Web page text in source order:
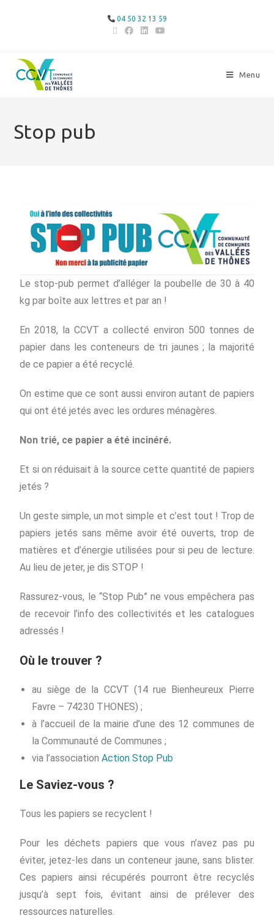
04 50 32 13 59
Menu
Stop pub
Le stop-pub permet d’alléger la poubelle de 30 à 40
kg par boîte aux lettres et par an !
En 2018, la CCVT a collecté environ 500 tonnes de
papier dans les conteneurs de tri jaunes ; la majorité
de ce papier a été recyclé.
On estime que ce sont aussi environ autant de papiers
qui ont été jetés avec les ordures ménagères.
Non trié, ce papier a été incinéré.
Et si on réduisait à la source cette quantité de papiers
jetés ?
Un geste simple, un mot simple et c’est tout ! Trop de
papiers jetés sans même avoir été ouverts, trop de
matières et d’énergie utilisées pour si peu de lecture.
Au lieu de jeter, je dis STOP !
Rassurez-vous, le “Stop Pub” ne vous empêchera pas
de recevoir l’info des collectivités et les catalogues
adressés !
Où le trouver ?
au siège de la CCVT (14 rue Bienheureux Pierre
Favre – 74230 THONES) ;
à l’accueil de la mairie d’une des 12 communes de
la Communauté de Communes ;
via l’associationAction Stop Pub
Le Saviez-vous ?
Tous les papiers se recyclent !
Pour les déchets papiers que vous n’avez pas pu
éviter, jetez-les dans un conteneur jaune, sans blister.
Ces papiers ainsi récupérés pourront être recyclés
jusqu’à sept fois, évitant ainsi de prélever des
ressources naturelles.